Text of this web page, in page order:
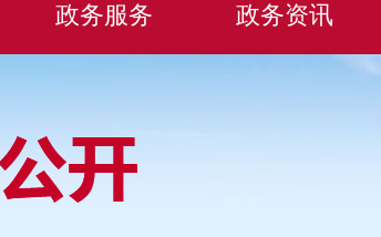
政务服务 政务资讯